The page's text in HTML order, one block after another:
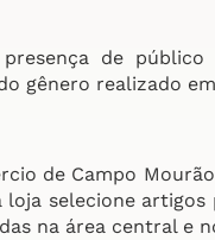
de
gênero realizado
de Campo
selecione
na área central e